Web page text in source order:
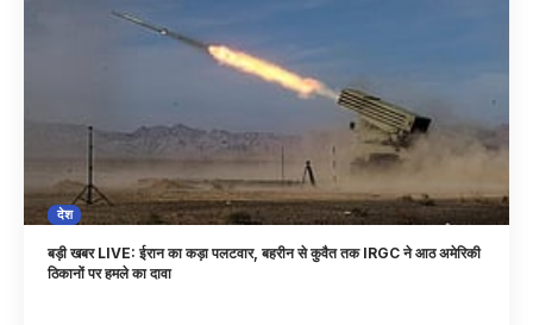
देश
बड़ी खबर LIVE: ईरान का कड़ा पलटवार, बहरीन से कुवैत तक IRGC ने आठ अमेरिकी
ठिकानों पर हमले का दावा